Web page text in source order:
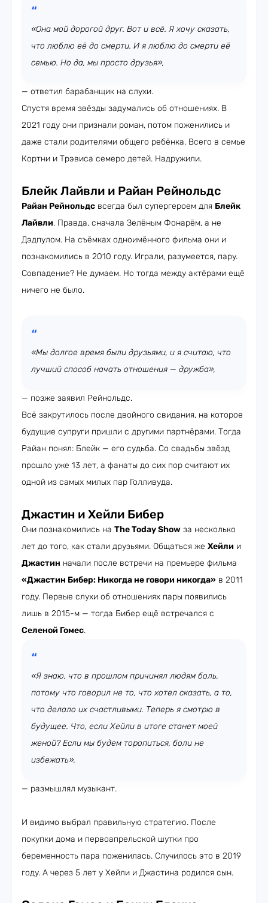
«Она мой дорогой друг. Вот и всё. Я хочу сказать,
что люблю её до смерти. И я люблю до смерти её
семью. Но да, мы просто друзья»,
— ответил барабанщик на слухи.
Спустя время звёзды задумались об отношениях. В
2021 году они признали роман, потом поженились и
даже стали родителями общего ребёнка. Всего в семье
Кортни и Трэвиса семеро детей. Надружили.
Блейк Лайвли и Райан Рейнольдс
Райан Рейнольдс всегда был супергероем для Блейк
Лайвли. Правда, сначала Зелёным Фонарём, а не
Дэдпулом. На съёмках одноимённого фильма они и
познакомились в 2010 году. Играли, разумеется, пару.
Совпадение? Не думаем. Но тогда между актёрами ещё
ничего не было.
«Мы долгое время были друзьями, и я считаю, что
лучший способ начать отношения — дружба»,
— позже заявил Рейнольдс.
Всё закрутилось после двойного свидания, на которое
будущие супруги пришли с другими партнёрами. Тогда
Райан понял: Блейк — его судьба. Со свадьбы звёзд
прошло уже 13 лет, а фанаты до сих пор считают их
одной из самых милых пар Голливуда.
Джастин и Хейли Бибер
Они познакомились на The Today Show за несколько
лет до того, как стали друзьями. Общаться же Хейли и
Джастин начали после встречи на премьере фильма
«Джастин Бибер: Никогда не говори никогда» в 2011
году. Первые слухи об отношениях пары появились
лишь в 2015-м — тогда Бибер ещё встречался с
Селеной Гомес.
«Я знаю, что в прошлом причинял людям боль,
потому что говорил не то, что хотел сказать, а то,
что делало их счастливыми. Теперь я смотрю в
будущее. Что, если Хейли в итоге станет моей
женой? Если мы будем торопиться, боли не
избежать»,
— размышлял музыкант.
И видимо выбрал правильную стратегию. После
покупки дома и первоапрельской шутки про
беременность пара поженилась. Случилось это в 2019
году. А через 5 лет у Хейли и Джастина родился сын.